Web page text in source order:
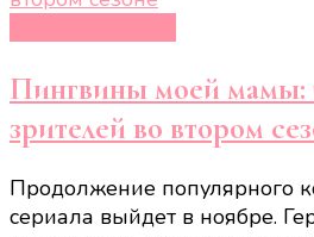
Пингвины моей мамы:
зрителей во втором
Продолжение популярного
сериала выйдет в ноябре.